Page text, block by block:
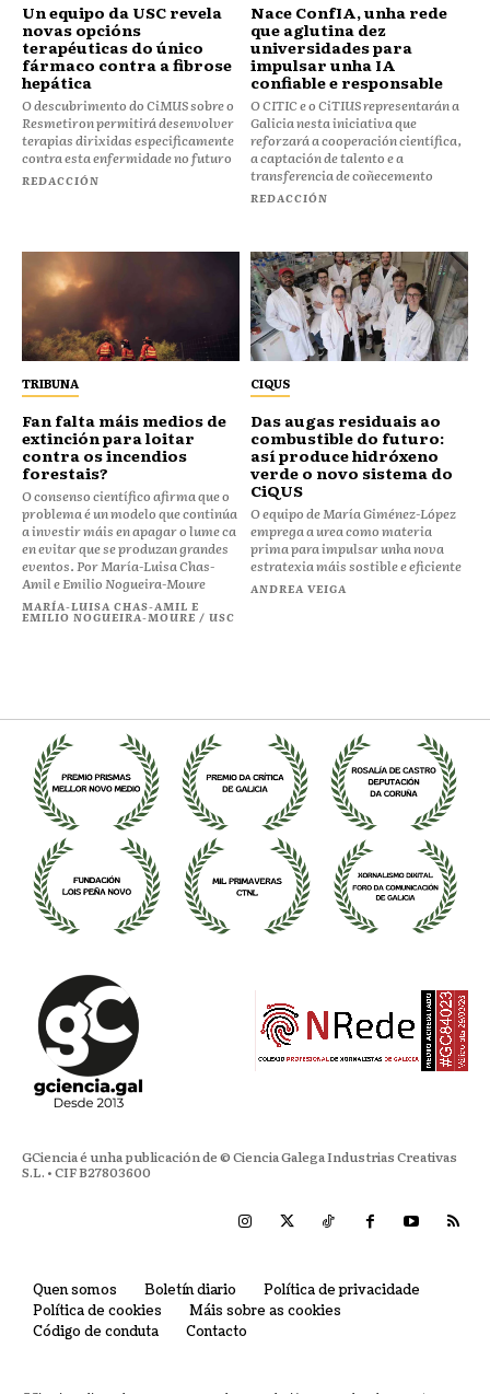
Un equipo da USC revela
novas opcións
terapéuticas do único
fármaco contra a fibrose
hepática
O descubrimento do CiMUS sobre o
Resmetiron permitirá desenvolver
terapias dirixidas especificamente
contra esta enfermidade no futuro
REDACCIÓN
Nace ConfIA, unha rede
que aglutina dez
universidades para
impulsar unha IA
confiable e responsable
O CITIC e o CiTIUS representarán a
Galicia nesta iniciativa que
reforzará a cooperación científica,
a captación de talento e a
transferencia de coñecemento
REDACCIÓN
TRIBUNA
Fan falta máis medios de
extinción para loitar
contra os incendios
forestais?
O consenso científico afirma que o
problema é un modelo que continúa
a investir máis en apagar o lume ca
en evitar que se produzan grandes
eventos. Por María-Luisa Chas-
Amil e Emilio Nogueira-Moure
MARÍA-LUISA CHAS-AMIL E
EMILIO NOGUEIRA-MOURE / USC
CIQUS
Das augas residuais ao
combustible do futuro:
así produce hidróxeno
verde o novo sistema do
CiQUS
O equipo de María Giménez-López
emprega a urea como materia
prima para impulsar unha nova
estratexia máis sostible e eficiente
ANDREA VEIGA
GCiencia é unha publicación de © Ciencia Galega Industrias Creativas
S.L. • CIF B27803600
Quen somos Boletín diario
Política de privacidade
Política de cookies
Máis sobre as cookies
Código de conduta
Contacto